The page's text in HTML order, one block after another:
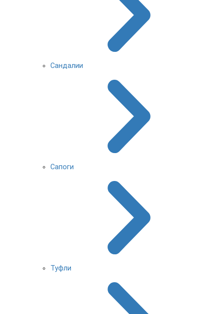
Сандалии
Сапоги
Туфли